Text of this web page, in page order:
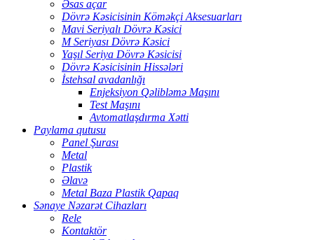
Əsas açar
Dövrə Kəsicisinin Köməkçi Aksesuarları
Mavi Seriyalı Dövrə Kəsici
M Seriyası Dövrə Kəsici
Yaşıl Seriya Dövrə Kəsicisi
Dövrə Kəsicisinin Hissələri
İstehsal avadanlığı
Enjeksiyon Qəlibləmə Maşını
Test Maşını
Avtomatlaşdırma Xətti
Paylama qutusu
Panel Şurası
Metal
Plastik
Əlavə
Metal Baza Plastik Qapaq
Sənaye Nəzarət Cihazları
Rele
Kontaktör